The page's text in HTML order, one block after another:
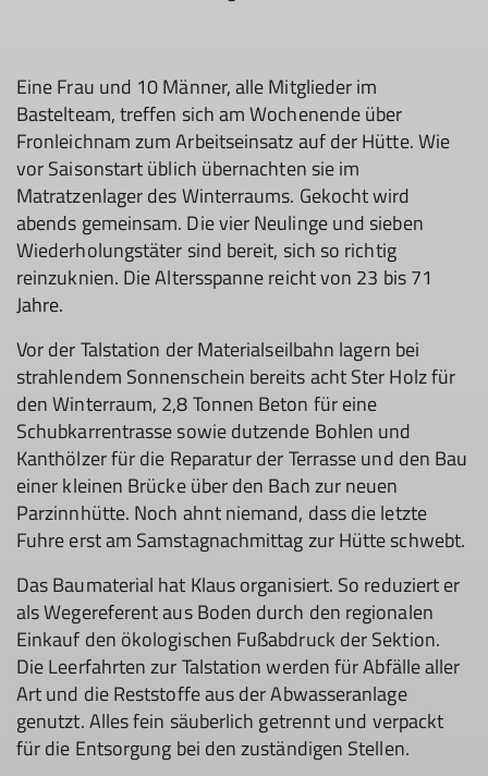
Eine Frau und 10 Männer, alle Mitglieder im
Bastelteam, treffen sich am Wochenende über
Fronleichnam zum Arbeitseinsatz auf der Hütte. Wie
vor Saisonstart üblich übernachten sie im
Matratzenlager des Winterraums. Gekocht wird
abends gemeinsam. Die vier Neulinge und sieben
Wiederholungstäter sind bereit, sich so richtig
reinzuknien. Die Altersspanne reicht von 23 bis 71
Jahre.
Vor der Talstation der Materialseilbahn lagern bei
strahlendem Sonnenschein bereits acht Ster Holz für
den Winterraum, 2,8 Tonnen Beton für eine
Schubkarrentrasse sowie dutzende Bohlen und
Kanthölzer für die Reparatur der Terrasse und den Bau
einer kleinen Brücke über den Bach zur neuen
Parzinnhütte. Noch ahnt niemand, dass die letzte
Fuhre erst am Samstagnachmittag zur Hütte schwebt.
Das Baumaterial hat Klaus organisiert. So reduziert er
als Wegereferent aus Boden durch den regionalen
Einkauf den ökologischen Fußabdruck der Sektion.
Die Leerfahrten zur Talstation werden für Abfälle aller
Art und die Reststoffe aus der Abwasseranlage
genutzt. Alles fein säuberlich getrennt und verpackt
für die Entsorgung bei den zuständigen Stellen.